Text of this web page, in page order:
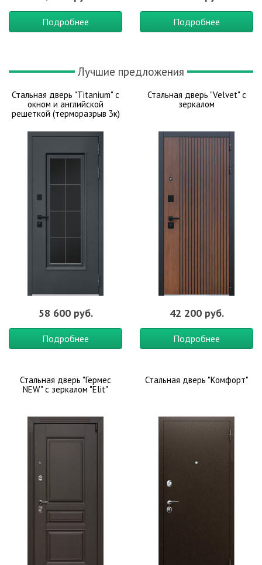
Подробнее Подробнее
Лучшие предложения
Стальная дверь "Titanium" с
окном и английской
решеткой (терморазрыв 3к)
58 600 руб.
Подробнее
Стальная дверь "Velvet" с
зеркалом
42 200 руб.
Подробнее
Стальная дверь "Гермес
NEW" с зеркалом "Elit"
Стальная дверь "Комфорт"